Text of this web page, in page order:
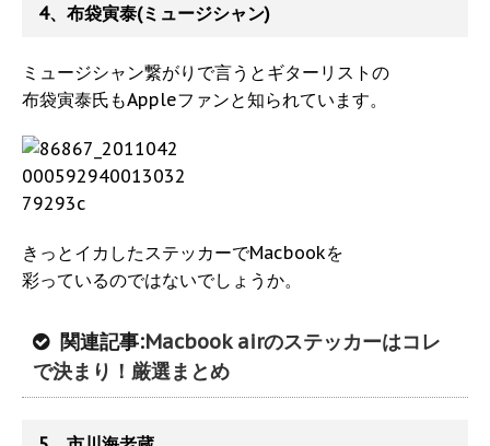
4、布袋寅泰(ミュージシャン)
ミュージシャン繋がりで言うとギターリストの
布袋寅泰氏もAppleファンと知られています。
きっとイカしたステッカーでMacbookを
彩っているのではないでしょうか。
関連記事:Macbook airのステッカーはコレ
で決まり！厳選まとめ